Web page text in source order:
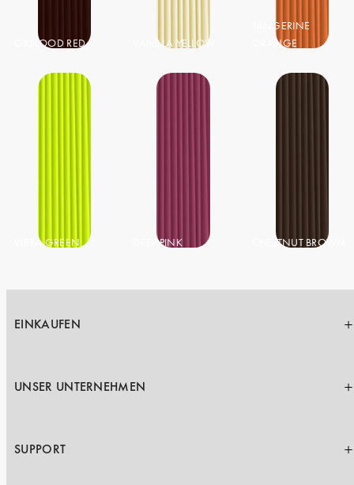
OXBLOOD RED VANILLA YELLOW
TANGERINE
ORANGE
VIBRA GREEN DEEP PINK CHESTNUT BROWN
EINKAUFEN
UNSER UNTERNEHMEN
SUPPORT